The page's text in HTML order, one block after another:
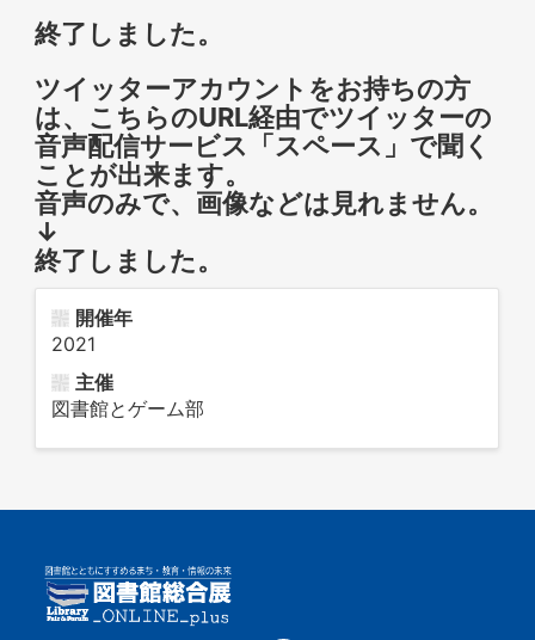
終了しました。
ツイッターアカウントをお持ちの方
は、こちらのURL経由でツイッターの
音声配信サービス「スペース」で聞く
ことが出来ます。
音声のみで、画像などは見れません。
↓
終了しました。
開催年
2021
主催
図書館とゲーム部